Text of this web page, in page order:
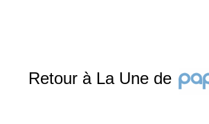
Retour à La Une de